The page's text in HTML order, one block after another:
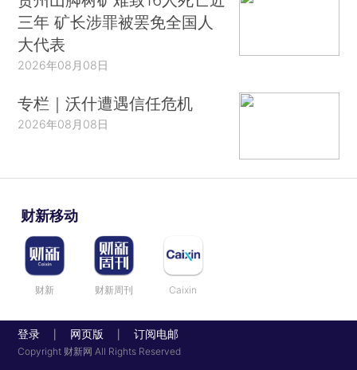
三年 矿长涉罪被罢免全国人
大代表
2026年08月08日
专栏｜沃什遭遇信任危机
2026年08月08日
财新移动
财新 财新周刊 Caixin
登录 网页版 订阅电邮
Copyright 财新网 All Rights Reserved